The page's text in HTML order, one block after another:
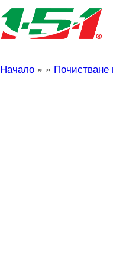
Начало » »